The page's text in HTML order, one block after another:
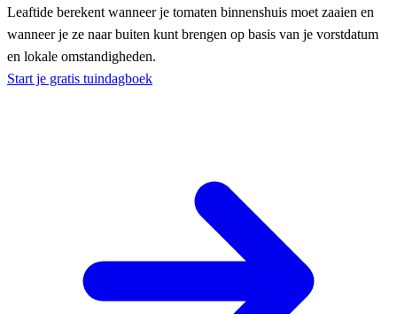
Leaftide berekent wanneer je tomaten binnenshuis moet zaaien en
wanneer je ze naar buiten kunt brengen op basis van je vorstdatum
en lokale omstandigheden.
Start je gratis tuindagboek